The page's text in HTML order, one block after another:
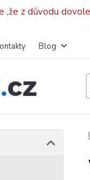
,že z důvodu
Blog